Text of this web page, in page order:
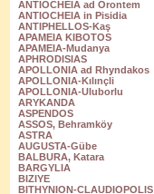
ANTIOCHEIA ad Orontem
ANTIOCHEIA in Pisidia
ANTIPHELLOS-Kaş
APAMEIA KIBOTOS
APAMEIA-Mudanya
APHRODISIAS
APOLLONIA ad Rhyndakos
APOLLONIA-Kılınçli
APOLLONIA-Uluborlu
ARYKANDA
ASPENDOS
ASSOS, Behramköy
ASTRA
AUGUSTA-Gübe
BALBURA, Katara
BARGYLIA
BIZIYE
BITHYNION-CLAUDIOPOLIS